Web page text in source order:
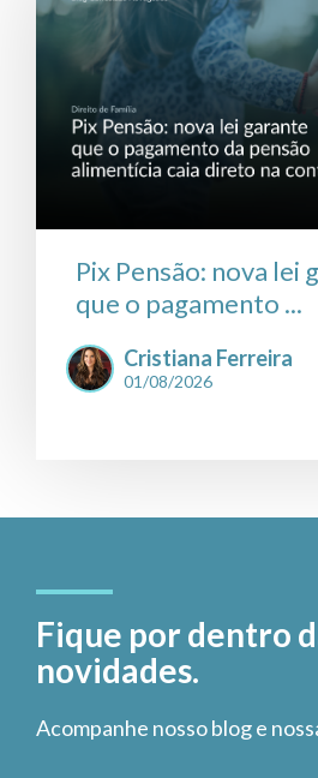
Pix Pensão: nova lei
que o pagamento ...
Cristiana Ferreira
01/08/2026
Fique por dentro
novidades.
Acompanhe nosso blog e